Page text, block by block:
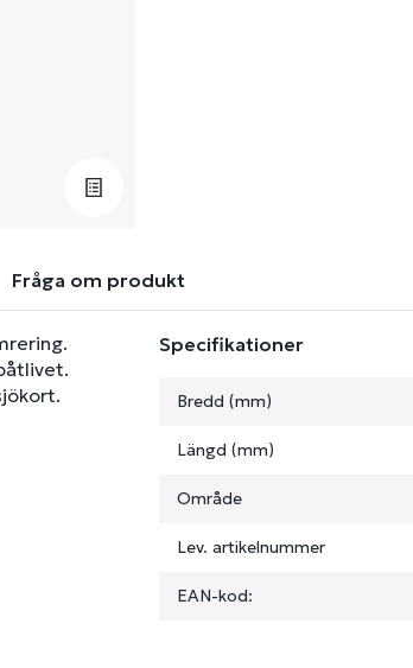
Fråga om produkt
Specifikationer
Bredd (mm)
Längd (mm)
Område
Lev. artikelnummer
EAN-kod: